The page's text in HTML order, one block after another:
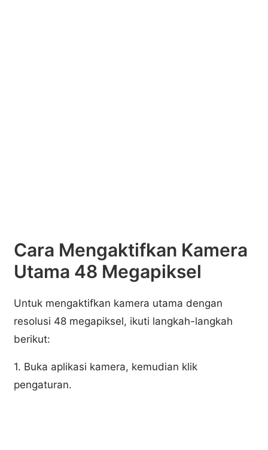
Cara Mengaktifkan Kamera
Utama 48 Megapiksel
Untuk mengaktifkan kamera utama dengan
resolusi 48 megapiksel, ikuti langkah-langkah
berikut:
1. Buka aplikasi kamera, kemudian klik
pengaturan.